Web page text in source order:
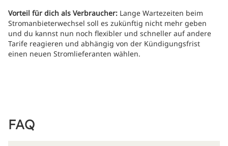
Vorteil für dich als Verbraucher: Lange Wartezeiten beim
Stromanbieterwechsel soll es zukünftig nicht mehr geben
und du kannst nun noch flexibler und schneller auf andere
Tarife reagieren und abhängig von der Kündigungsfrist
einen neuen Stromlieferanten wählen.
FAQ